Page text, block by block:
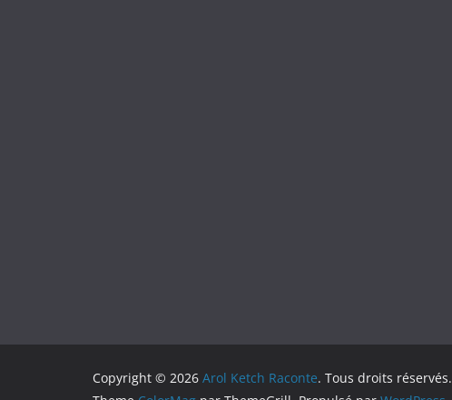
Copyright © 2026 Arol Ketch Raconte. Tous droits réservés.